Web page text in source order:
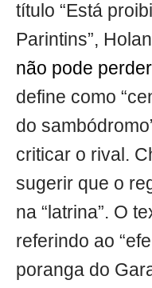
título “Está
Parintins”,
não pode
define como
do
criticar o rival.
sugerir que o
na “latrina”. O
referindo ao
poranga do